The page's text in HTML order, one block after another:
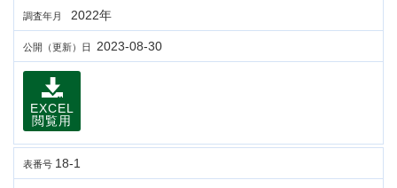
調査年月 2022年
公開（更新）日 2023-08-30
EXCEL
閲覧用
表番号 18-1